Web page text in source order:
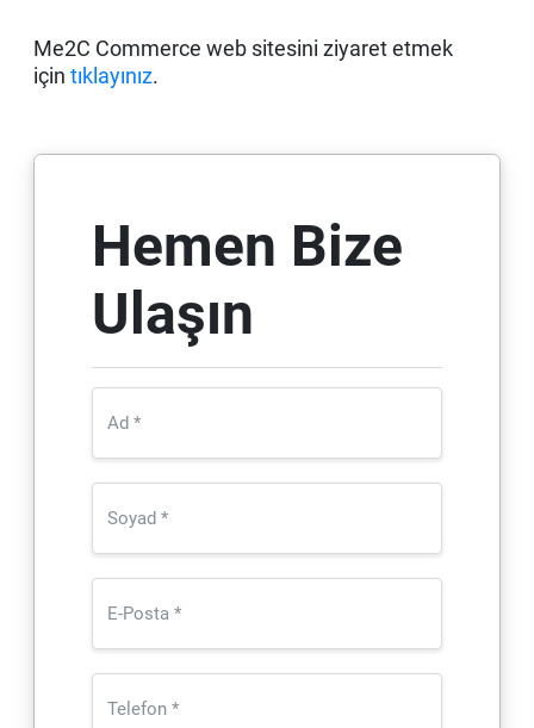
Me2C Commerce web sitesini ziyaret etmek
için tıklayınız.
Hemen Bize
Ulaşın